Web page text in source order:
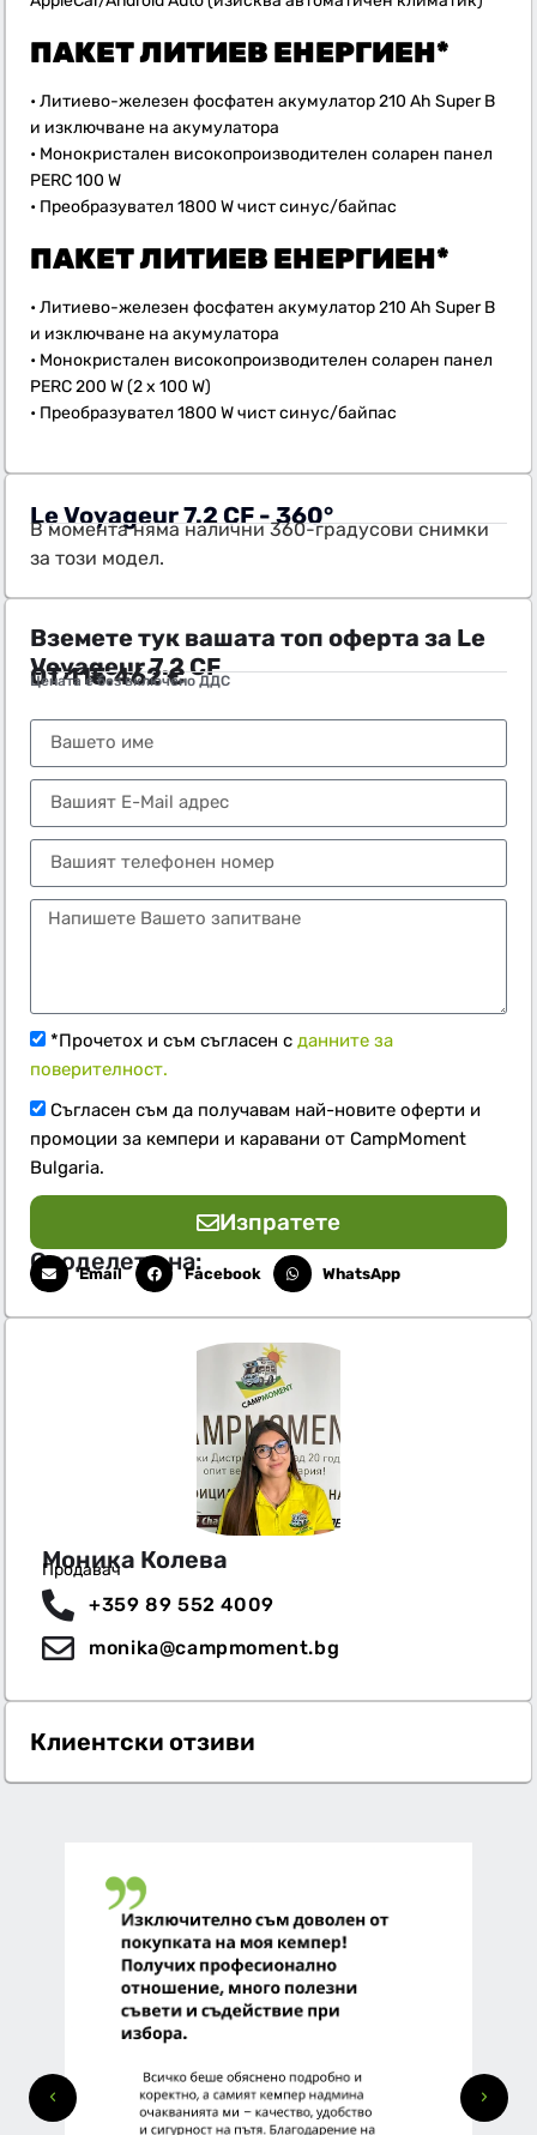
ПАКЕТЛИТИЕВ ЕНЕРГИЕН*
• Литиево-железен фосфатен акумулатор 210 Ah Super B
и изключване на акумулатора
• Монокристален високопроизводителен соларен панел
PERC 100 W
• Преобразувател 1800 W чист синус/байпас
ПАКЕТЛИТИЕВ ЕНЕРГИЕН*
• Литиево-железен фосфатен акумулатор 210 Ah Super B
и изключване на акумулатора
• Монокристален високопроизводителен соларен панел
PERC 200 W (2 x 100 W)
• Преобразувател 1800 W чист синус/байпас
Le Voyageur 7.2 CF - 360°
В момента няма налични 360-градусови снимки
за този модел.
Вземете тук вашата топ оферта за Le
Voyageur 7.2 CF
ОТ115.462€
Цената е без включено ДДС
Тел.:+359 89 552 4009
*Прочетох и съм съгласен сданните за
поверителност.
Съгласен съм да получавам най-новите оферти и
промоции за кемпери и каравани от CampMoment
Bulgaria.
Изпратете
Споделете на:
Email Facebook WhatsApp
Моника Колева
Продавач
+359 89 552 4009
monika@campmoment.bg
Клиентски отзиви